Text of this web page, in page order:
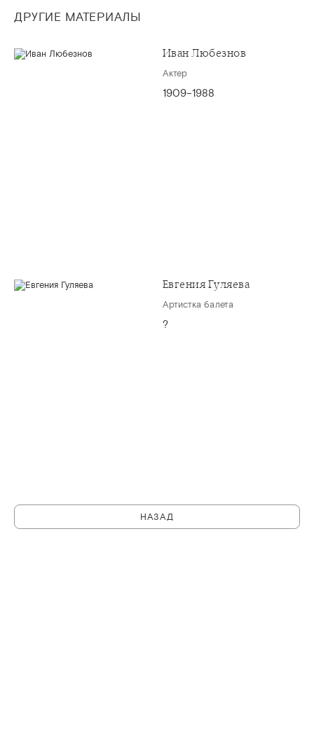
ДРУГИЕ МАТЕРИАЛЫ
Иван Любезнов
Актер
1909–1988
Евгения Гуляева
Артистка балета
?
НАЗАД